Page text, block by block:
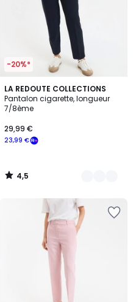
-20%*
LA REDOUTE COLLECTIONS
Pantalon cigarette, longueur
7/8ème
23,99 €
29,99 €
4,5
/ 5
3
Couleurs
4,5
/